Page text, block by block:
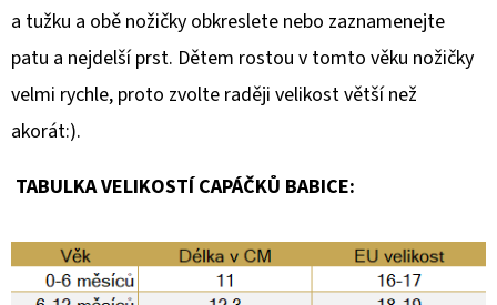
a tužku a obě nožičky obkreslete nebo zaznamenejte
patu a nejdelší prst. Dětem rostou v tomto věku nožičky
velmi rychle, proto zvolte raději velikost větší než
akorát:).
TABULKA VELIKOSTÍ CAPÁČKŮ BABICE: